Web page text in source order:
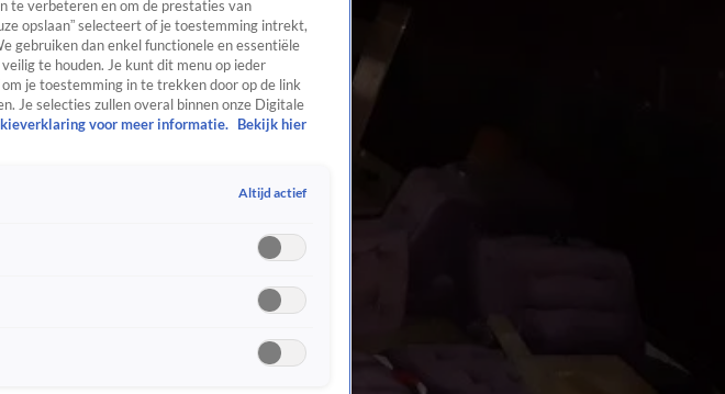
te verbeteren en om de prestaties van
opslaan” selecteert of je toestemming intrekt,
gebruiken dan enkel functionele en essentiële
te houden. Je kunt dit menu op ieder
je toestemming in te trekken door op de link
Je selecties zullen overal binnen onze Digitale
voor meer informatie.
Bekijk hier
Altijd actief